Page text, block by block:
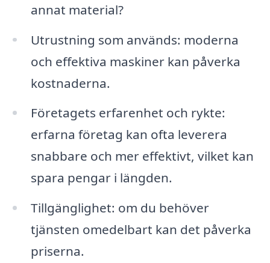
annat material?
Utrustning som används: moderna
och effektiva maskiner kan påverka
kostnaderna.
Företagets erfarenhet och rykte:
erfarna företag kan ofta leverera
snabbare och mer effektivt, vilket kan
spara pengar i längden.
Tillgänglighet: om du behöver
tjänsten omedelbart kan det påverka
priserna.